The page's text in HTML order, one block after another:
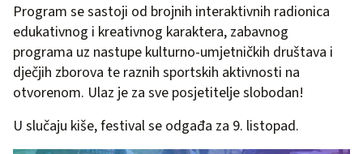
Program se sastoji od brojnih interaktivnih radionica
edukativnog i kreativnog karaktera, zabavnog
programa uz nastupe kulturno-umjetničkih društava i
dječjih zborova te raznih sportskih aktivnosti na
otvorenom. Ulaz je za sve posjetitelje slobodan!
U slučaju kiše, festival se odgađa za 9. listopad.